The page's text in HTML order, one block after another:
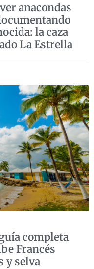
anacondas
la caza
La Estrella
completa
Francés
y selva